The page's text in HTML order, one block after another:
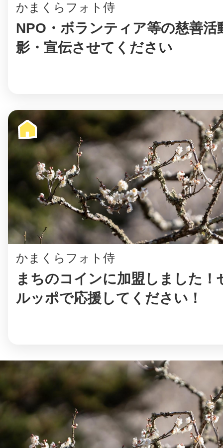
かまくらフォト侍
NPO・ボランティア等の慈善活
影・宣伝させてください
かまくらフォト侍
まちのコインに加盟しました！
ルッポで応援してください！